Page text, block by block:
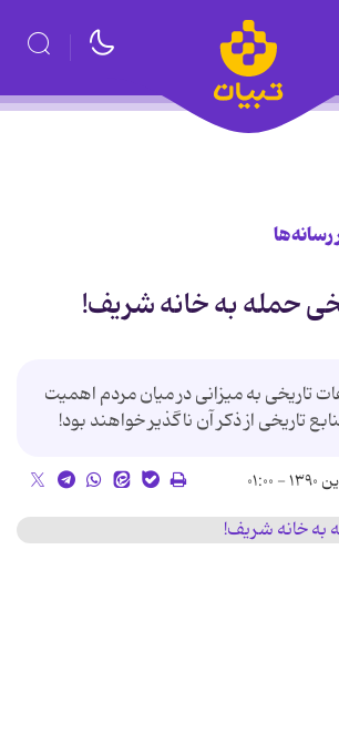
رسانه‌ها
حمله به خانه شریف!
تاریخی به میزانی در میان مردم اهمیت
تاریخی از ذکر آن ناگذیر خواهند بود!